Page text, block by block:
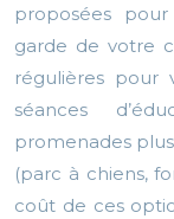
proposées
garde de votre
régulières pour
séances
promenades
(parc à chiens,
coût de ces